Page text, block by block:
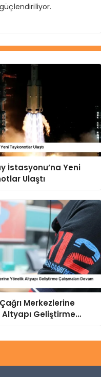
İstasyonu’na Yeni
Ulaştı
Çağrı Merkezlerine
Altyapı Geliştirme
Devam Ediyor